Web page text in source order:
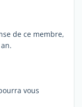
de ce membre,
vous